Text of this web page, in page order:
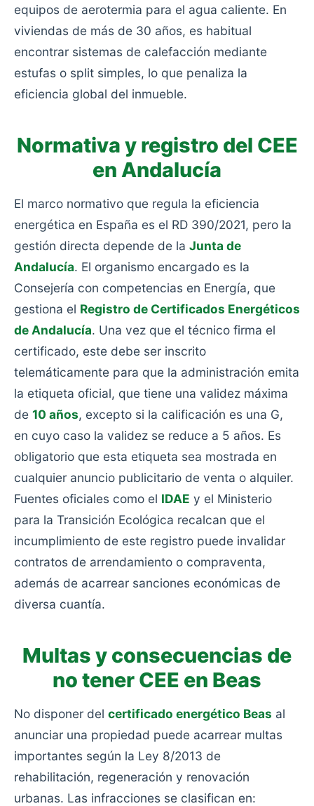
equipos de aerotermia para el agua caliente. En
viviendas de más de 30 años, es habitual
encontrar sistemas de calefacción mediante
estufas o split simples, lo que penaliza la
eficiencia global del inmueble.
Normativa y registro del CEE
en Andalucía
El marco normativo que regula la eficiencia
energética en España es el RD 390/2021, pero la
gestión directa depende de la Junta de
Andalucía. El organismo encargado es la
Consejería con competencias en Energía, que
gestiona el Registro de Certificados Energéticos
de Andalucía. Una vez que el técnico firma el
certificado, este debe ser inscrito
telemáticamente para que la administración emita
la etiqueta oficial, que tiene una validez máxima
de 10 años, excepto si la calificación es una G,
en cuyo caso la validez se reduce a 5 años. Es
obligatorio que esta etiqueta sea mostrada en
cualquier anuncio publicitario de venta o alquiler.
Fuentes oficiales como el IDAE y el Ministerio
para la Transición Ecológica recalcan que el
incumplimiento de este registro puede invalidar
contratos de arrendamiento o compraventa,
además de acarrear sanciones económicas de
diversa cuantía.
Multas y consecuencias de
no tener CEE en Beas
No disponer del certificado energético Beas al
anunciar una propiedad puede acarrear multas
importantes según la Ley 8/2013 de
rehabilitación, regeneración y renovación
urbanas. Las infracciones se clasifican en: